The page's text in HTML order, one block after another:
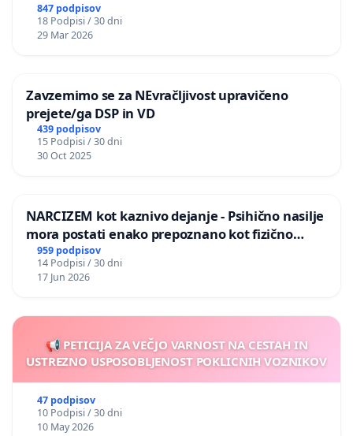
847 podpisov
18 Podpisi / 30 dni
29 Mar 2026
Zavzemimo se za NEvračljivost upravičeno
prejete/ga DSP in VD
439 podpisov
15 Podpisi / 30 dni
30 Oct 2025
NARCIZEM kot kaznivo dejanje - Psihično nasilje
mora postati enako prepoznano kot fizično
nasilje
959 podpisov
14 Podpisi / 30 dni
17 Jun 2026
📢 PETICIJA ZA VEČJO VARNOST NA CESTAH IN
USTREZNO USPOSOBLJENOST POKLICNIH VOZNIKOV
47 podpisov
10 Podpisi / 30 dni
10 May 2026